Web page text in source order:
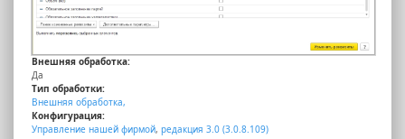
Внешняя обработка:
Да
Тип обработки:
Внешняя обработка,
Конфигурация:
Управление нашей фирмой, редакция 3.0 (3.0.8.109)